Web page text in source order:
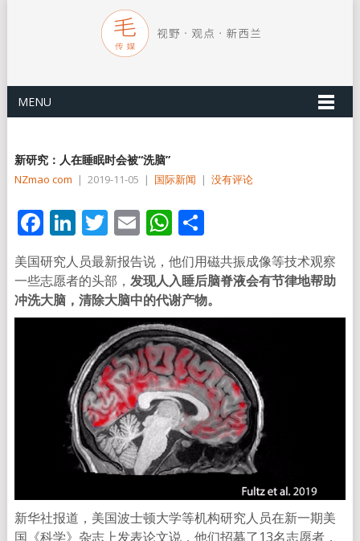
MENU
新研究：人在睡眠时会被“洗脑”
NZmao com | 2019-11-05 | 国际新闻 | 没有评论
Facebook
LinkedIn
Twitter
EmailWhatsApp
分
享
美国研究人员最新报告说，他们用磁共振成像等技术观察
一些志愿者的头部， 发现人入睡后脑脊液会有节律地帮助
冲洗大脑，清除大脑中的代谢产物。
新华社报道，美国波士顿大学等机构研究人员在新一期美
国《科学》杂志上发表论文说，他们招募了13名志愿者，